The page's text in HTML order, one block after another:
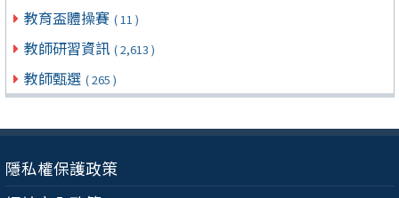
教育盃體操賽 ( 11 )
教師研習資訊 ( 2,613 )
教師甄選 ( 265 )
隱私權保護政策